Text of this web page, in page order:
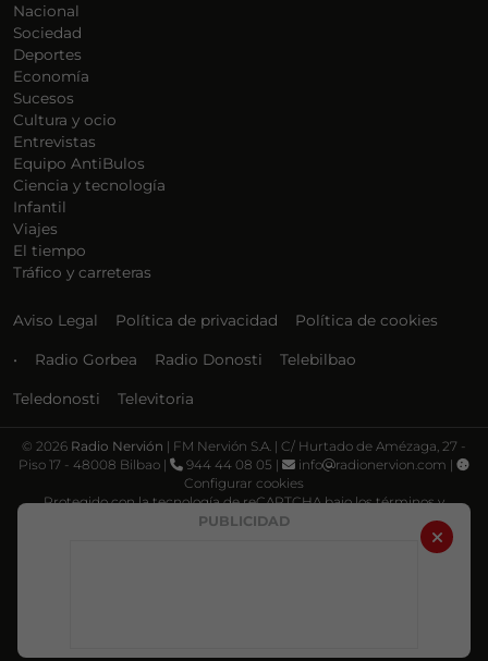
PUBLICIDAD
Nacional
Sociedad
Deportes
Economía
Sucesos
Cultura y ocio
Entrevistas
Equipo AntiBulos
Ciencia y tecnología
Infantil
Viajes
El tiempo
Tráfico y carreteras
Aviso Legal Política de privacidad Política de cookies
• Radio Gorbea Radio Donosti Telebilbao
Teledonosti Televitoria
© 2026 Radio Nervión | FM Nervión S.A. | C/ Hurtado de Amézaga, 27 -
Piso 17 - 48008 Bilbao |
944 44 08 05 | info
radionervion.com |
Configurar cookies
Protegido con la tecnología de reCAPTCHA bajo los términos y
Política de privacidad Términos de servicio